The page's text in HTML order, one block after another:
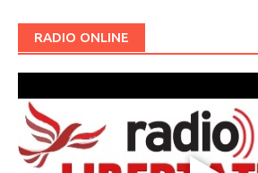
RADIO ONLINE